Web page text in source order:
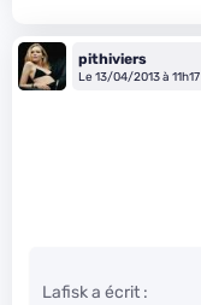
pithiviers
Le 13/04/2013 à 11h17
Lafisk a écrit :